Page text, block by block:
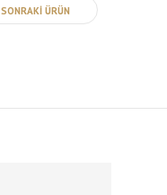
SONRAKİ ÜRÜN